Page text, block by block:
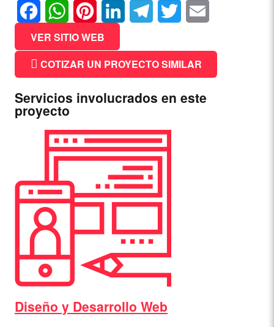
FacebookWhatsApp
PinterestLinkedIn
VER SITIO WEB
COTIZAR UN PROYECTO SIMILAR
Servicios involucrados en este
proyecto
Diseño y Desarrollo Web